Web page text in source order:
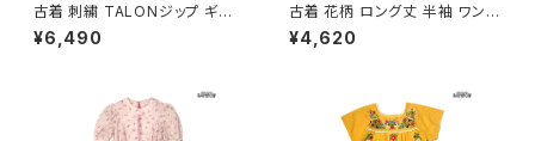
古着 刺繍 TALONジップ ギン
ガムチェック柄 コットン 膝丈 半
袖 ワンピース 赤 (otu260508
¥6,490
古着 花柄 ロング丈 半袖 ワンピ
ース ベージュ (otu2606012)
¥4,620